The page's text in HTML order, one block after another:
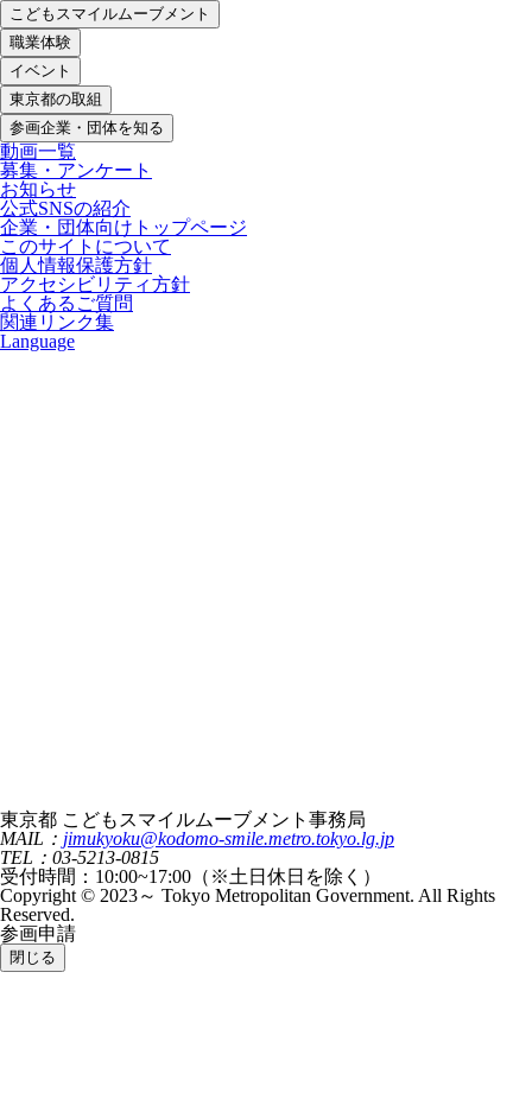
こどもスマイルムーブメント
職業体験
イベント
東京都の取組
参画企業・団体を知る
動画一覧
募集・アンケート
お知らせ
公式SNSの紹介
企業・団体向けトップページ
このサイトについて
個人情報保護方針
アクセシビリティ方針
よくあるご質問
関連リンク集
Language
東京都 こどもスマイルムーブメント事務局
MAIL： jimukyoku@kodomo-smile.metro.tokyo.lg.jp
TEL：03-5213-0815
受付時間：10:00~17:00（※土日休日を除く）
Copyright © 2023～ Tokyo Metropolitan Government. All Rights
Reserved.
参画申請
閉じる